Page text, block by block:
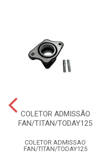
COLETOR ADMISSÃO
FAN/TITAN/TODAY125
COLETOR ADMISSAO
FAN/TITAN/TODAY125